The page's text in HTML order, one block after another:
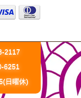
2117
6251
日曜休)